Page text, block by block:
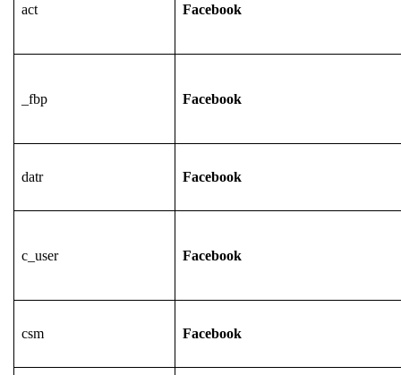
act Facebook
_fbp Facebook
datr Facebook
c_user Facebook
csm Facebook